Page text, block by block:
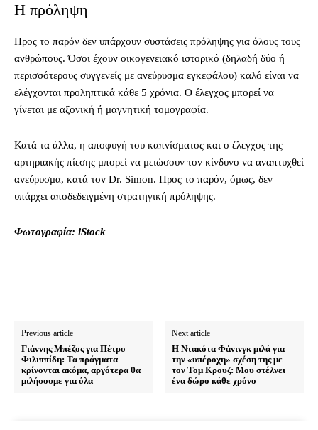
Η πρόληψη
Προς το παρόν δεν υπάρχουν συστάσεις πρόληψης για όλους τους
ανθρώπους. Όσοι έχουν οικογενειακό ιστορικό (δηλαδή δύο ή
περισσότερους συγγενείς με ανεύρυσμα εγκεφάλου) καλό είναι να
ελέγχονται προληπτικά κάθε 5 χρόνια. Ο έλεγχος μπορεί να
γίνεται με αξονική ή μαγνητική τομογραφία.
Κατά τα άλλα, η αποφυγή του καπνίσματος και ο έλεγχος της
αρτηριακής πίεσης μπορεί να μειώσουν τον κίνδυνο να αναπτυχθεί
ανεύρυσμα, κατά τον Dr. Simon. Προς το παρόν, όμως, δεν
υπάρχει αποδεδειγμένη στρατηγική πρόληψης.
Φωτογραφία: iStock
Previous article
Γιάννης Μπέζος για Πέτρο
Φιλιππίδη: Τα πράγματα
κρίνονται ακόμα, αργότερα θα
μιλήσουμε για όλα
Next article
Η Ντακότα Φάνινγκ μιλά για
την «υπέροχη» σχέση της με
τον Τομ Κρουζ: Μου στέλνει
ένα δώρο κάθε χρόνο